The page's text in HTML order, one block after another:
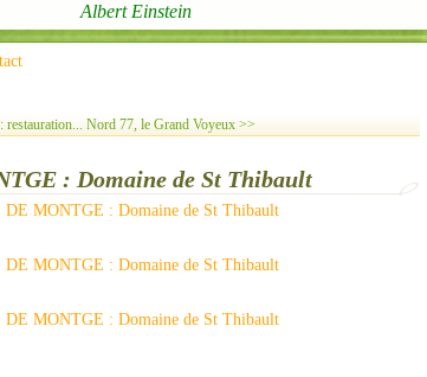
Albert Einstein
restauration... Nord 77, le Grand Voyeux >>
: Domaine de St Thibault